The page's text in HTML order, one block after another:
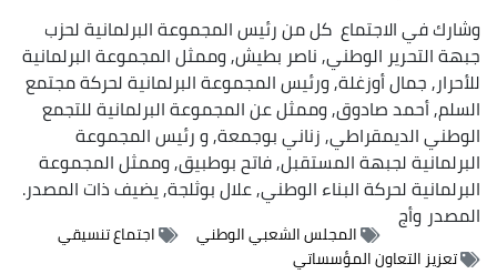
وشارك في الاجتماع كل من رئيس المجموعة البرلمانية لحزب
جبهة التحرير الوطني, ناصر بطيش, وممثل المجموعة البرلمانية
للأحرار, جمال أوزغلة, ورئيس المجموعة البرلمانية لحركة مجتمع
السلم, أحمد صادوق, وممثل عن المجموعة البرلمانية للتجمع
الوطني الديمقراطي, زناني بوجمعة, و رئيس المجموعة
البرلمانية لجبهة المستقبل, فاتح بوطبيق, وممثل المجموعة
البرلمانية لحركة البناء الوطني, علال بوثلجة, يضيف ذات المصدر.
المصدروأج
المجلس الشعبي الوطني
اجتماع تنسيقي
تعزيز التعاون المؤسساتي